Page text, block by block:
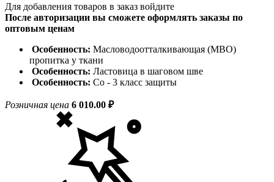
Для добавления товаров в заказ войдите
После авторизации вы сможете оформлять заказы по
оптовым ценам
Особенность: Масловодоотталкивающая (МВО)
пропитка у ткани
Особенность: Ластовица в шаговом шве
Особенность: Со - 3 класс защиты
Розничная цена 6 010.00 ₽